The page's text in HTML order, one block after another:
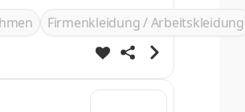
Firmenkleidung / Arbeitskleidung